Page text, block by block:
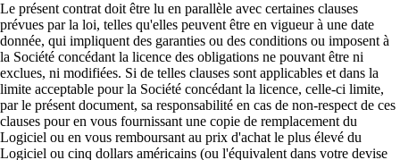
Le présent contrat doit être lu en parallèle avec certaines clauses
prévues par la loi, telles qu'elles peuvent être en vigueur à une date
donnée, qui impliquent des garanties ou des conditions ou imposent à
la Société concédant la licence des obligations ne pouvant être ni
exclues, ni modifiées. Si de telles clauses sont applicables et dans la
limite acceptable pour la Société concédant la licence, celle-ci limite,
par le présent document, sa responsabilité en cas de non-respect de ces
clauses pour en vous fournissant une copie de remplacement du
Logiciel ou en vous remboursant au prix d'achat le plus élevé du
Logiciel ou cinq dollars américains (ou l'équivalent dans votre devise